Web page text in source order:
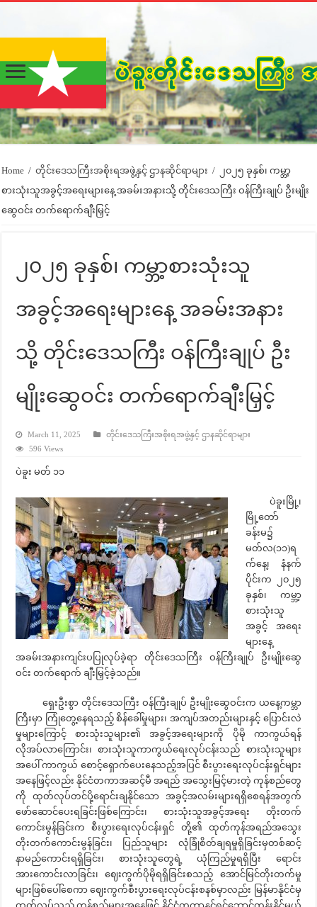
Home / တိုင်းဒေသကြီးအစိုးရအဖွဲ့နှင့် ဌာနဆိုင်ရာများ /
၂၀၂၅ ခုနှစ်၊ ကမ္ဘာ့
စားသုံးသူအခွင့်အရေးများနေ့ အခမ်းအနားသို့ တိုင်းဒေသကြီး ဝန်ကြီးချုပ် ဦးမျိုး
ဆွေဝင်း တက်ရောက်ချီးမြှင့်
၂၀၂၅ ခုနှစ်၊ ကမ္ဘာ့စားသုံးသူ
အခွင့်အရေးများနေ့ အခမ်းအနား
သို့ တိုင်းဒေသကြီး ဝန်ကြီးချုပ် ဦး
မျိုးဆွေဝင်း တက်ရောက်ချီးမြှင့်
March 11, 2025
တိုင်းဒေသကြီးအစိုးရအဖွဲ့နှင့် ဌာနဆိုင်ရာများ
596 Views
ပဲခူး မတ် ၁၁
ပဲခူးမြို့၊
မြို့တော်
ခန်းမ၌
မတ်လ(၁၁)ရ
က်နေ့၊ နံနက်
ပိုင်းက ၂၀၂၅
ခုနှစ်၊ ကမ္ဘာ့
စားသုံးသူ
အခွင့် အရေး
များနေ့
အခမ်းအနားကျင်းပပြုလုပ်ခဲ့ရာ တိုင်းဒေသကြီး ဝန်ကြီးချုပ် ဦးမျိုးဆွေ
ဝင်း တက်ရောက် ချီးမြှင့်ခဲ့သည်။
ရှေးဦးစွာ တိုင်းဒေသကြီး ဝန်ကြီးချုပ် ဦးမျိုးဆွေဝင်းက ယနေ့ကမ္ဘာ
ကြီးမှာ ကြုံတွေ့နေရသည့် စိန်ခေါ်မှုများ၊ အကျပ်အတည်းများနှင့် ပြောင်းလဲ
မှုများကြောင့် စားသုံးသူများ၏ အခွင့်အရေးများကို ပိုမို ကာကွယ်ရန်
လိုအပ်လာကြောင်း၊ စားသုံးသူကာကွယ်ရေးလုပ်ငန်းသည် စားသုံးသူများ
အပေါ် ကာကွယ် စောင့်ရှောက်ပေးနေသည့်အပြင် စီးပွားရေးလုပ်ငန်းရှင်များ
အနေဖြင့်လည်း နိုင်ငံတကာအဆင့်မီ အရည် အသွေးမြင့်မားတဲ့ ကုန်စည်တွေ
ကို ထုတ်လုပ်တင်ပို့ရောင်းချနိုင်သော အခွင့်အလမ်းများရရှိစေရန်အတွက်
ဖော်ဆောင်ပေးရခြင်းဖြစ်ကြောင်း၊ စားသုံးသူအခွင့်အရေး တိုးတက်
ကောင်းမွန်ခြင်းက စီးပွားရေးလုပ်ငန်းရှင် တို့၏ ထုတ်ကုန်အရည်အသွေး
တိုးတက်ကောင်းမွန်ခြင်း၊ ပြည်သူများ လုံခြုံစိတ်ချရမှုရှိခြင်းမှတစ်ဆင့်
နာမည်ကောင်းရရှိခြင်း၊ စားသုံးသူတွေရဲ့ ယုံကြည်မှုရရှိပြီး ရောင်း
အားကောင်းလာခြင်း၊ ဈေးကွက်ပိုမိုရရှိခြင်းစသည့် အောင်မြင်တိုးတက်မှု
များဖြစ်ပေါ်စေကာ ဈေးကွက်စီးပွားရေးလုပ်ငန်းစနစ်မှာလည်း မြန်မာနိုင်ငံမှ